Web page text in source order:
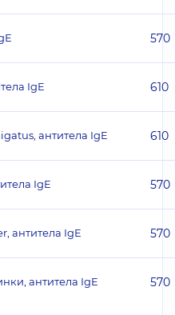
570
IgE 610
антитела IgE 610
IgE 570
антитела IgE 570
антитела IgE 570